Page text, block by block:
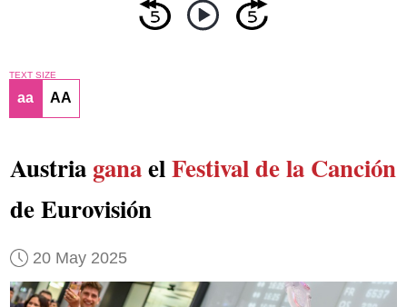
TEXT SIZE
aa AA
Austria ganaelFestival de la Canción
de Eurovisión
20 May 2025